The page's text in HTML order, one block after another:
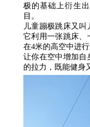
极的基础上衍生
目。
儿童蹦极跳床又叫
它利用一张跳床、
在4米的高空中进
让你在空中增加自
的拉力，既能健身